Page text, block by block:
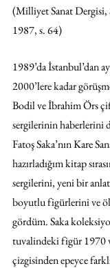
(Milliyet Sanat Dergisi,
1987, s. 64)
1989’da İstanbul’dan
2000’lere kadar
Bodil ve İbrahim Örs
sergilerinin haberlerini
Fatoş Saka’nın Kare
hazırladığım kitap
sergilerini, yeni bir
boyutlu figürlerini ve
gördüm. Saka
tuvalindeki figür 1970
çizgisinden epeyce